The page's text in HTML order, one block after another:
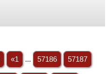
«1 ... 57186 57187